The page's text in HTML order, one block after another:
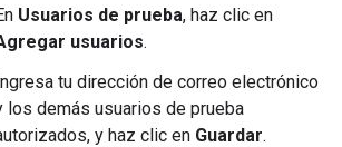
Usuarios de prueba, haz clic en
usuarios.
tu dirección de correo electrónico
los demás usuarios de prueba
y haz clic en Guardar.